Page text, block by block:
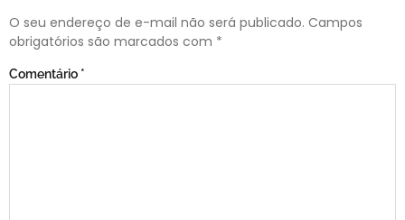
O seu endereço de e-mail não será publicado. Campos
obrigatórios são marcados com *
Comentário *